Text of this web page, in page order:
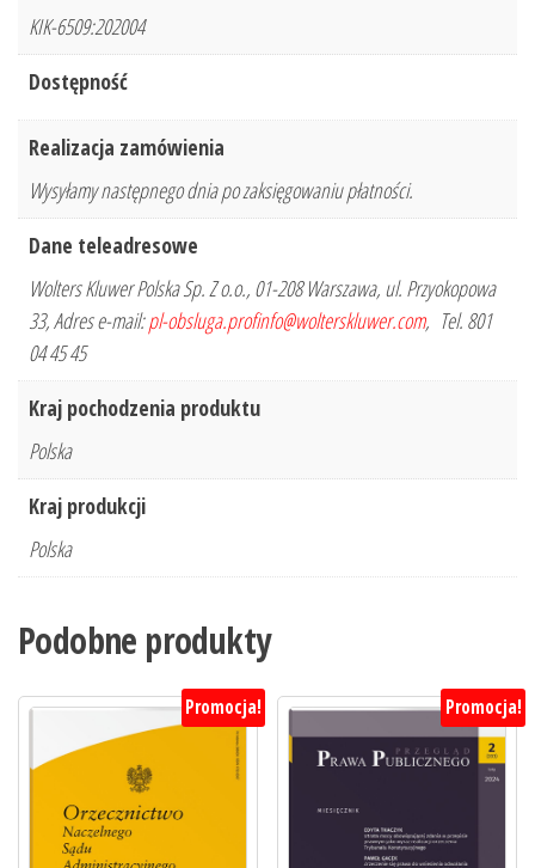
KIK-6509:202004
Dostępność
Realizacja zamówienia
Wysyłamy następnego dnia po zaksięgowaniu płatności.
Dane teleadresowe
Wolters Kluwer Polska Sp. Z o.o., 01-208 Warszawa, ul. Przyokopowa
33, Adres e-mail:pl-obsluga.profinfo@wolterskluwer.com, Tel. 801
04 45 45
Kraj pochodzenia produktu
Polska
Kraj produkcji
Polska
Podobne produkty
Promocja! Promocja!